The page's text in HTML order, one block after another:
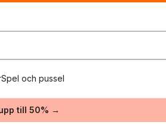
Spel och pussel
till 50% →